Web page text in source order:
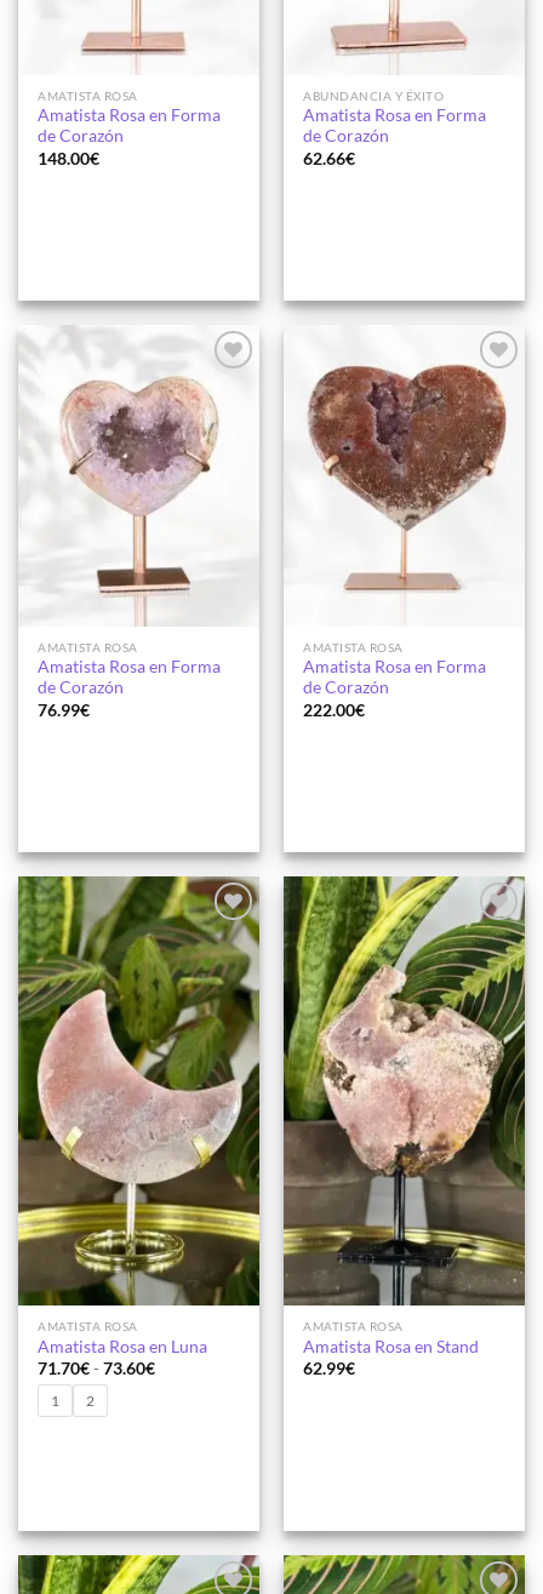
AMATISTA ROSA
Amatista Rosa en Forma
de Corazón
148.00€
ABUNDANCIA Y ÉXITO
Amatista Rosa en Forma
de Corazón
62.66€
Añadir
a la
lista de
deseos
AMATISTA ROSA
Amatista Rosa en Forma
de Corazón
76.99€
Añadir
a la
lista de
deseos
AMATISTA ROSA
Amatista Rosa en Forma
de Corazón
222.00€
Añadir
a la
lista de
deseos
AMATISTA ROSA
Amatista Rosa en Luna
71.70€- 73.60€Rango
1 2
Añadir
a la
lista de
deseos
AMATISTA ROSA
Amatista Rosa en Stand
62.99€